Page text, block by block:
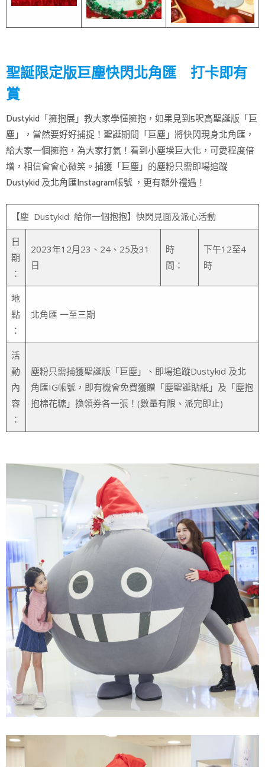
聖誕限定版巨塵快閃北角匯 打卡即有
賞
Dustykid「擁抱展」教大家學懂擁抱，如果見到5呎高聖誕版「巨
塵」，當然要好好捕捉！聖誕期間「巨塵」將快閃現身北角匯，
給大家一個擁抱，為大家打氣！看到小塵埃巨大化，可愛程度倍
增，相信會會心微笑。捕獲「巨塵」的塵粉只需即場追蹤
Dustykid 及北角匯Instagram帳號 ，更有額外禮遇！
【塵 Dustykid 給你一個抱抱】快閃見面及派心活動
日
期
：
2023年12月23、24、25及31
日
時
間：
下午12至4
時
地
點
：
北角匯 一至三期
活
動
內
容
：
塵粉只需捕獲聖誕版「巨塵」、即場追蹤Dustykid 及北
角匯IG帳號，即有機會免費獲贈「塵聖誕貼紙」及「塵抱
抱棉花糖」換領券各一張！(數量有限、派完即止)